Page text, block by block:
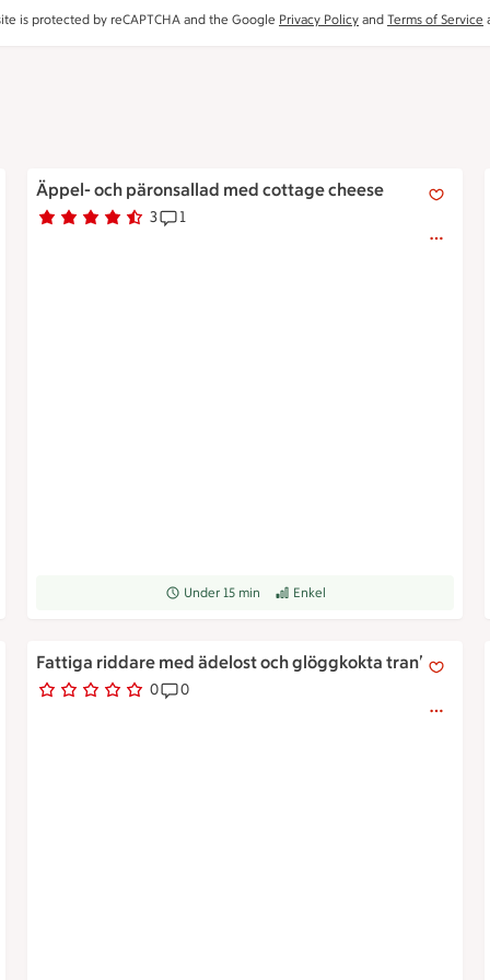
is protected by reCAPTCHA and the Google Privacy Policy and Terms of Service
Äppel- och päronsallad med cottage cheese
Betyg 4.7 av 5. 3
3 personer har röstatReceptet har 1 kommentarer
1
Receptet tar Under 15 min att tillaga
Under 15 min Receptet har Enkel svårighetsgrad
Enkel
Äppel- och päronsallad med cottage cheese
Fattiga riddare med ädelost och glöggkokta tranbär
0
0 personer har röstatReceptet har 0 kommentarer
0
Ett fat med stekt vörtbröd skurna i trekanter toppade